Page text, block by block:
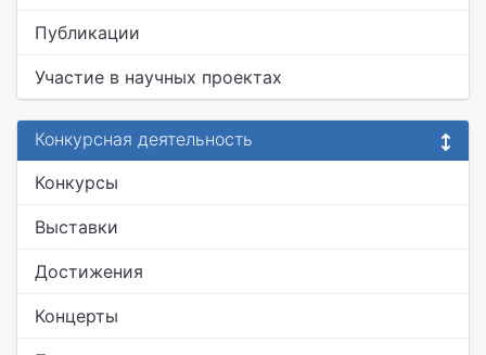
Публикации
Участие в научных проектах
Конкурсная деятельность
Конкурсы
Выставки
Достижения
Концерты